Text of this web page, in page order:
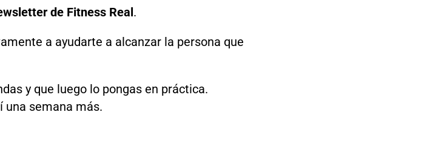
de Fitness Real.
a ayudarte a alcanzar la persona que
y que luego lo pongas en práctica.
una semana más.